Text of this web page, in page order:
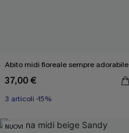
Abito midi floreale sempre adorabile
37,00 €
3 articoli -15%
NUOVI